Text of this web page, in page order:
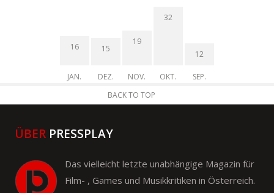
16
JAN.
15
DEZ.
19
NOV.
32
OKT.
12
SEP.
BACK TO TOP
ÜBER PRESSPLAY
Das vielleicht letzte unabhängige Magazin für
Film- , Games und Musikkritiken in Österreich.